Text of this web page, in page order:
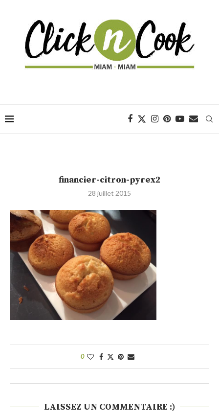
financier-citron-pyrex2
28 juillet 2015
0
LAISSEZ UN COMMENTAIRE :)